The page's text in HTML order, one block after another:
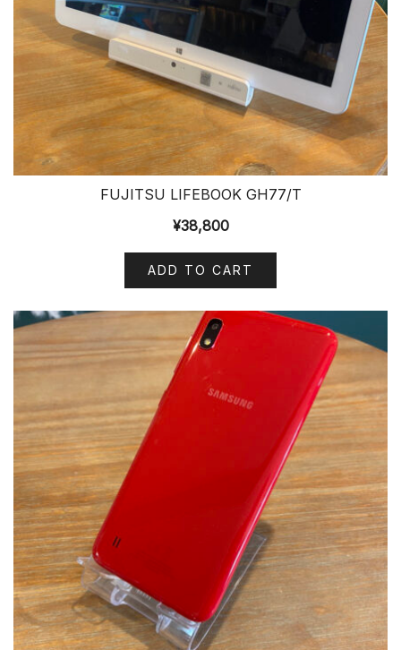
FUJITSU LIFEBOOK GH77/T
¥38,800
ADD TO CART